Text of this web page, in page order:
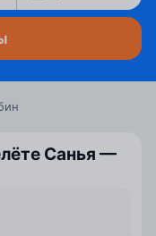
Санья —